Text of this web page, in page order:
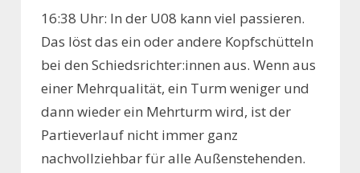
16:38 Uhr: In der U08 kann viel passieren.
Das löst das ein oder andere Kopfschütteln
bei den Schiedsrichter:innen aus. Wenn aus
einer Mehrqualität, ein Turm weniger und
dann wieder ein Mehrturm wird, ist der
Partieverlauf nicht immer ganz
nachvollziehbar für alle Außenstehenden.